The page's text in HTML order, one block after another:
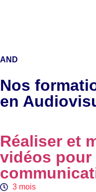
AND
Nos
en
Réaliser et
vidéos pour
3 mois